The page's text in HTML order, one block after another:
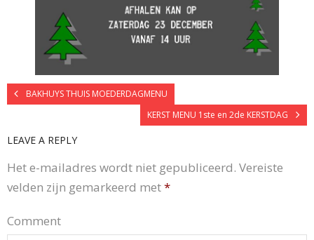
BAKHUYS THUIS MOEDERDAGMENU
KERST MENU 1ste en 2de KERSTDAG
LEAVE A REPLY
Het e-mailadres wordt niet gepubliceerd. Vereiste
velden zijn gemarkeerd met*
Comment